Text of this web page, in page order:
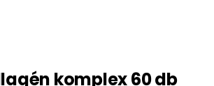
komplex 60 db